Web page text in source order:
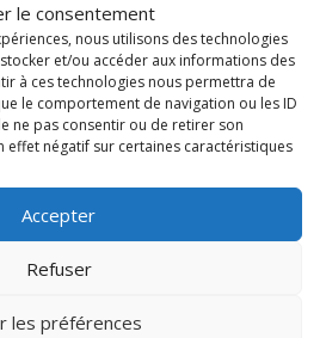
le consentement
nous utilisons des technologies
et/ou accéder aux informations des
à ces technologies nous permettra de
le comportement de navigation ou les ID
ne pas consentir ou de retirer son
effet négatif sur certaines caractéristiques
Accepter
Refuser
les préférences
grandir l’Église. Donnez
Denier.
soutiens
récentes